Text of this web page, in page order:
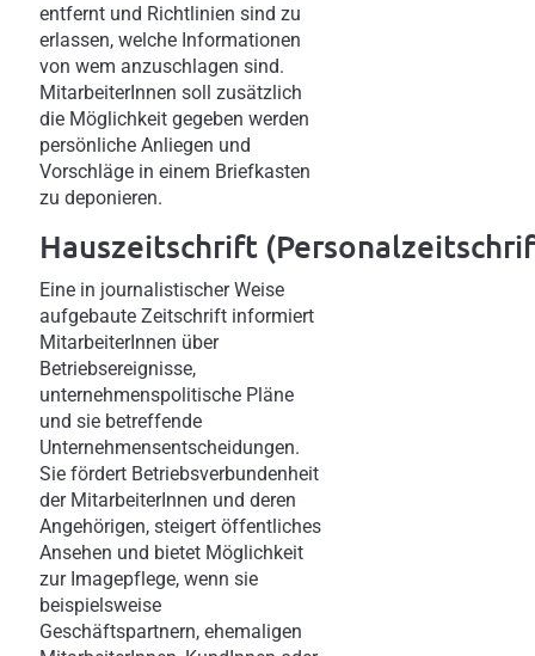
entfernt und Richtlinien sind zu
erlassen, welche Informationen
von wem anzuschlagen sind.
MitarbeiterInnen soll zusätzlich
die Möglichkeit gegeben werden
persönliche Anliegen und
Vorschläge in einem Briefkasten
zu deponieren.
Hauszeitschrift
Eine in journalistischer Weise
aufgebaute Zeitschrift informiert
MitarbeiterInnen über
Betriebsereignisse,
unternehmenspolitische Pläne
und sie betreffende
Unternehmensentscheidungen.
Sie fördert Betriebsverbundenheit
der MitarbeiterInnen und deren
Angehörigen, steigert öffentliches
Ansehen und bietet Möglichkeit
zur Imagepflege, wenn sie
beispielsweise
Geschäftspartnern, ehemaligen